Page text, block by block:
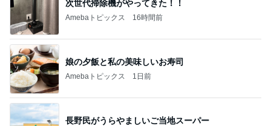
次世代掃除機がやってきた！！
Amebaトピックス 16時間前
娘の夕飯と私の美味しいお寿司
Amebaトピックス 1日前
長野民がうらやましいご当地スーパー